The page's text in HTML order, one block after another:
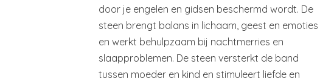
door je engelen en gidsen beschermd wordt. De
steen brengt balans in lichaam, geest en emoties
en werkt behulpzaam bij nachtmerries en
slaapproblemen. De steen versterkt de band
tussen moeder en kind en stimuleert liefde en